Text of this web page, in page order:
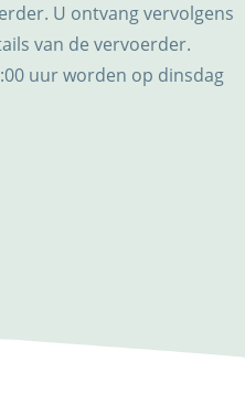
U ontvang vervolgens
van de vervoerder.
uur worden op dinsdag